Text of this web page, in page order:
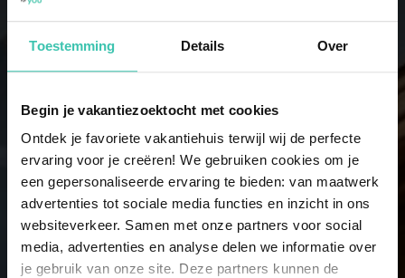
Toestemming Details Over
Begin je vakantiezoektocht met cookies
Ontdek je favoriete vakantiehuis terwijl wij de perfecte
ervaring voor je creëren! We gebruiken cookies om je
een gepersonaliseerde ervaring te bieden: van maatwerk
advertenties tot sociale media functies en inzicht in ons
websiteverkeer. Samen met onze partners voor social
media, advertenties en analyse delen we informatie over
je gebruik van onze site. Deze partners kunnen de
6 personnes
7 personnes
21 maisons de vacances
8 personnes
15 maisons de vacances